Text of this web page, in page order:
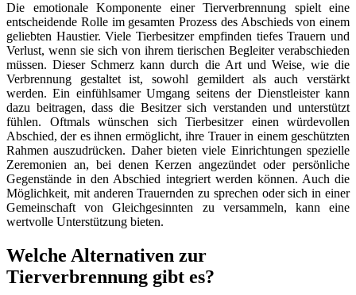
Die emotionale Komponente einer Tierverbrennung spielt eine
entscheidende Rolle im gesamten Prozess des Abschieds von einem
geliebten Haustier. Viele Tierbesitzer empfinden tiefes Trauern und
Verlust, wenn sie sich von ihrem tierischen Begleiter verabschieden
müssen. Dieser Schmerz kann durch die Art und Weise, wie die
Verbrennung gestaltet ist, sowohl gemildert als auch verstärkt
werden. Ein einfühlsamer Umgang seitens der Dienstleister kann
dazu beitragen, dass die Besitzer sich verstanden und unterstützt
fühlen. Oftmals wünschen sich Tierbesitzer einen würdevollen
Abschied, der es ihnen ermöglicht, ihre Trauer in einem geschützten
Rahmen auszudrücken. Daher bieten viele Einrichtungen spezielle
Zeremonien an, bei denen Kerzen angezündet oder persönliche
Gegenstände in den Abschied integriert werden können. Auch die
Möglichkeit, mit anderen Trauernden zu sprechen oder sich in einer
Gemeinschaft von Gleichgesinnten zu versammeln, kann eine
wertvolle Unterstützung bieten.
Welche Alternativen zur
Tierverbrennung gibt es?